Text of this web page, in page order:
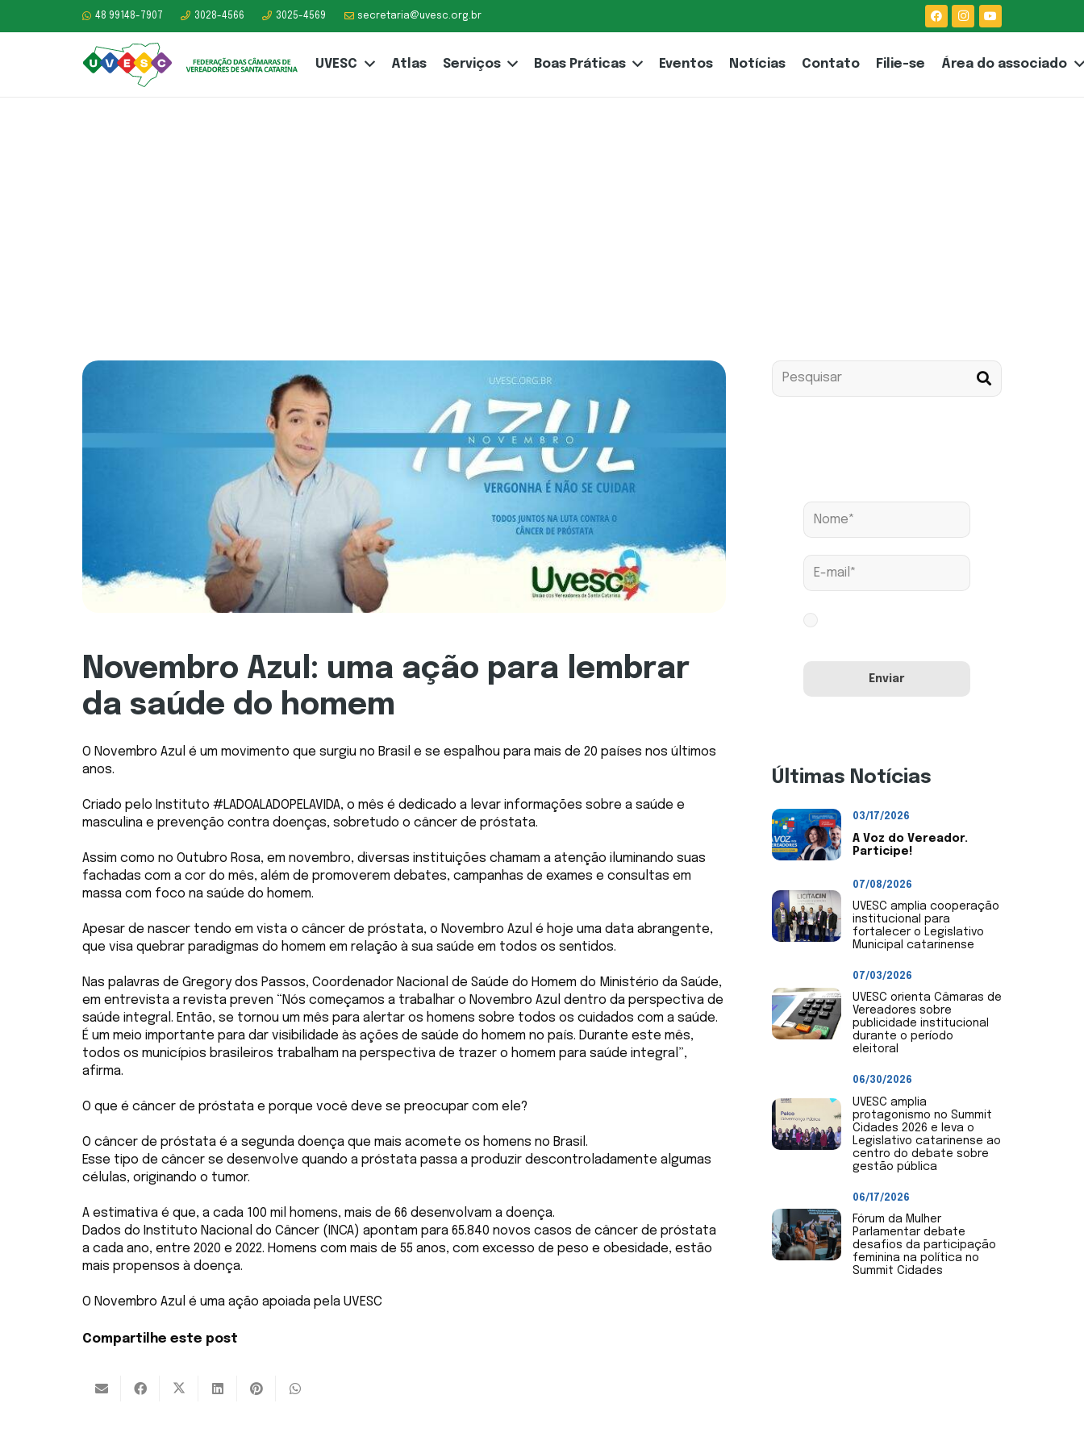
48 99148-7907 3028-4566 3025-4569 secretaria@uvesc.org.br
UVESC Atlas Serviços Boas Práticas Eventos Notícias Contato Filie-se Área do associado
Novembro Azul: uma ação para lembrar
da saúde do homem
O Novembro Azul é um movimento que surgiu no Brasil e se espalhou para mais de 20 países nos últimos
anos.
Criado pelo Instituto #LADOALADOPELAVIDA, o mês é dedicado a levar informações sobre a saúde e
masculina e prevenção contra doenças, sobretudo o câncer de próstata.
Assim como no Outubro Rosa, em novembro, diversas instituições chamam a atenção iluminando suas
fachadas com a cor do mês, além de promoverem debates, campanhas de exames e consultas em
massa com foco na saúde do homem.
Apesar de nascer tendo em vista o câncer de próstata, o Novembro Azul é hoje uma data abrangente,
que visa quebrar paradigmas do homem em relação à sua saúde em todos os sentidos.
Nas palavras de Gregory dos Passos, Coordenador Nacional de Saúde do Homem do Ministério da Saúde,
em entrevista a revista preven “Nós começamos a trabalhar o Novembro Azul dentro da perspectiva de
saúde integral. Então, se tornou um mês para alertar os homens sobre todos os cuidados com a saúde.
É um meio importante para dar visibilidade às ações de saúde do homem no país. Durante este mês,
todos os municípios brasileiros trabalham na perspectiva de trazer o homem para saúde integral”,
afirma.
O que é câncer de próstata e porque você deve se preocupar com ele?
O câncer de próstata é a segunda doença que mais acomete os homens no Brasil.
Esse tipo de câncer se desenvolve quando a próstata passa a produzir descontroladamente algumas
células, originando o tumor.
A estimativa é que, a cada 100 mil homens, mais de 66 desenvolvam a doença.
Dados do Instituto Nacional do Câncer (INCA) apontam para 65.840 novos casos de câncer de próstata
a cada ano, entre 2020 e 2022. Homens com mais de 55 anos, com excesso de peso e obesidade, estão
mais propensos à doença.
O Novembro Azul é uma ação apoiada pela UVESC
Compartilhe este post
Últimas Notícias
03/17/2026
A Voz do Vereador.
Participe!
07/08/2026
UVESC amplia cooperação
institucional para
fortalecer o Legislativo
Municipal catarinense
07/03/2026
UVESC orienta Câmaras de
Vereadores sobre
publicidade institucional
durante o período
eleitoral
06/30/2026
UVESC amplia
protagonismo no Summit
Cidades 2026 e leva o
Legislativo catarinense ao
centro do debate sobre
gestão pública
06/17/2026
Fórum da Mulher
Parlamentar debate
desafios da participação
feminina na política no
Summit Cidades